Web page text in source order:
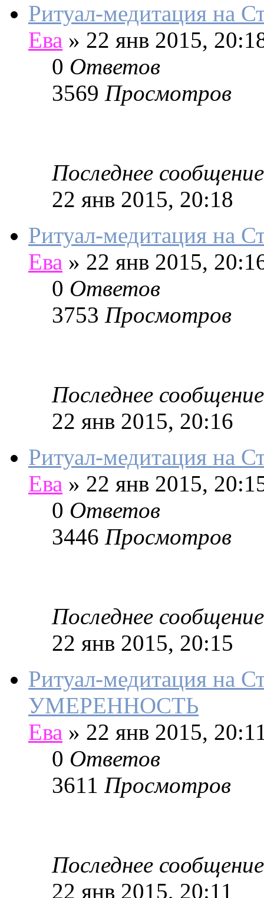
Ритуал-медитация на
Ева » 22 янв 2015,
0 Ответов
3569 Просмотров
Последнее сообщение
22 янв 2015, 20:18
Ритуал-медитация
Ева » 22 янв 2015,
0 Ответов
3753 Просмотров
Последнее сообщение
22 янв 2015, 20:16
Ритуал-медитация на
Ева » 22 янв 2015,
0 Ответов
3446 Просмотров
Последнее сообщение
22 янв 2015, 20:15
Ритуал-медитация на
УМЕРЕННОСТЬ
Ева » 22 янв 2015,
0 Ответов
3611 Просмотров
Последнее сообщение
22 янв 2015, 20:11